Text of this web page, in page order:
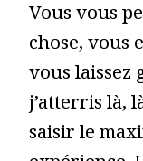
Vous vous
chose, vous
vous
j’atterris là,
saisir le